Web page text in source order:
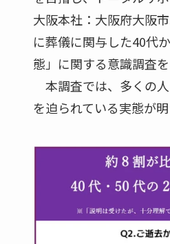
大阪本社：大阪府大阪
に葬儀に関与した40代
態」に関する意識調査を
本調査では、多くの
を迫られている実態が